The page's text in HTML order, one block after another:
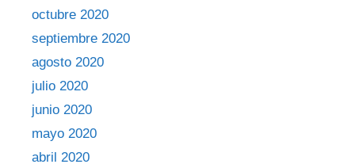
octubre 2020
septiembre 2020
agosto 2020
julio 2020
junio 2020
mayo 2020
abril 2020